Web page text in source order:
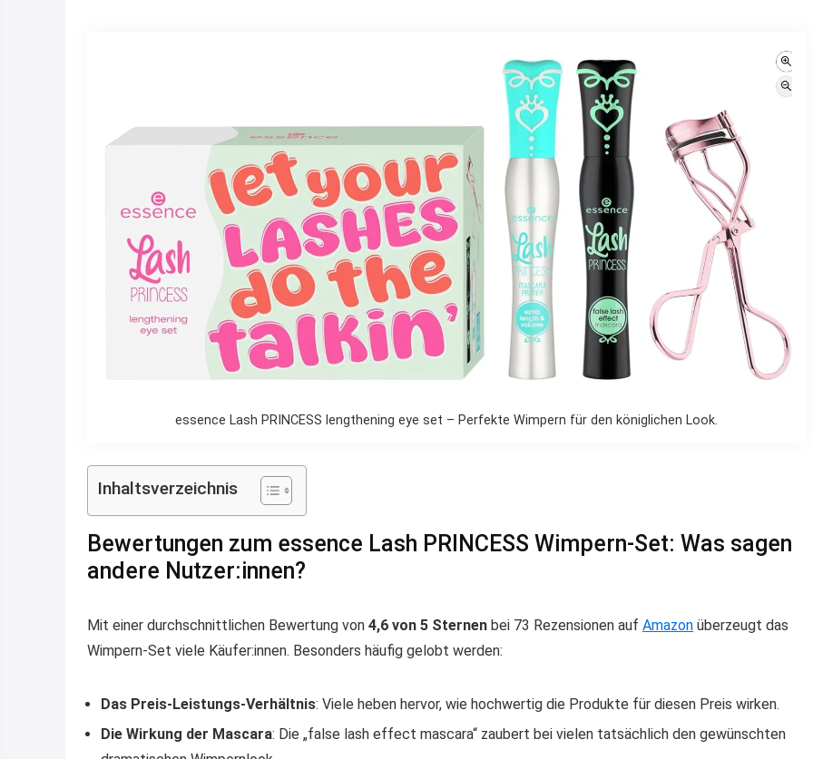
essence Lash PRINCESS lengthening eye set – Perfekte Wimpern für den königlichen Look.
Inhaltsverzeichnis
Bewertungen zum essence Lash PRINCESS Wimpern-Set: Was sagen
andere Nutzer:innen?
Mit einer durchschnittlichen Bewertung von 4,6 von 5 Sternen bei 73 Rezensionen auf Amazon überzeugt das
Wimpern-Set viele Käufer:innen. Besonders häufig gelobt werden:
Das Preis-Leistungs-Verhältnis: Viele heben hervor, wie hochwertig die Produkte für diesen Preis wirken.
Die Wirkung der Mascara: Die „false lash effect mascara“ zaubert bei vielen tatsächlich den gewünschten